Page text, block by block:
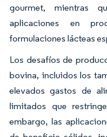
gourmet, mientras
aplicaciones en
formulaciones lácteas
Los desafíos de
bovina, incluidos los
elevados gastos de
limitados que
embargo, las